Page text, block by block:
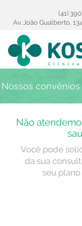
(41)
Av. João Gualberto,
Nossos convênios
Não
Você pode
da sua
seu